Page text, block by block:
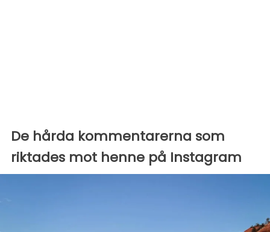
De hårda kommentarerna som
riktades mot henne på Instagram